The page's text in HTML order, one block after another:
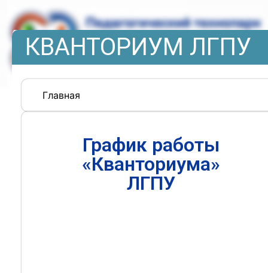
КВАНТОРИУМ ЛГПУ
Главная
График работы
«Кванториума»
ЛГПУ